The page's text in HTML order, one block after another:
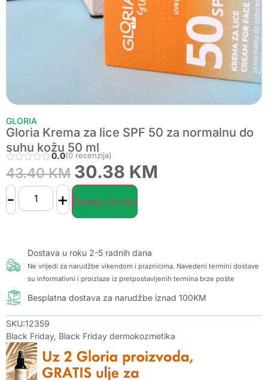
GLORIA
Gloria Krema za lice SPF 50 za normalnu do
suhu kožu 50 ml
0.0(0 recenzija)
43.40KM 30.38 KM
- + Dodaj u korpu
Dostava u roku 2-5 radnih dana
Ne vrijedi za narudžbe vikendom i praznicima. Navedeni termini dostave
su informativni i proizlaze iz pretpostavljenih termina brze pošte
Besplatna dostava za narudžbe iznad 100KM
SKU:12359
Black Friday, Black Friday dermokozmetika